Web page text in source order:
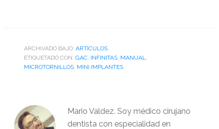
ARCHIVADO BAJO: ARTÌCULOS
ETIQUETADO CON: GAC, INFINITAS, MANUAL
MICROTORNILLOS, MINI IMPLANTES
Mario Valdez. Soy médico cirujano
dentista con especialidad en